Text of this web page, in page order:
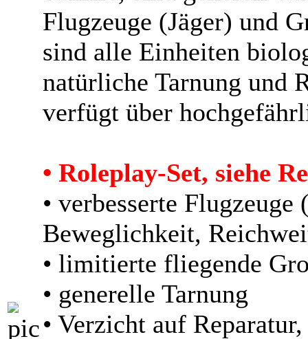
Flugzeuge (Jäger) und
sind alle Einheiten
natürliche Tarnung und
verfügt über
• Roleplay-Set, siehe
• verbesserte
Beweglichkeit,
• limitierte fliegende
• generelle Tarnung
• Verzicht auf